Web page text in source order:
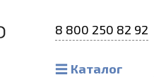
8 800 250 82 92
Каталог